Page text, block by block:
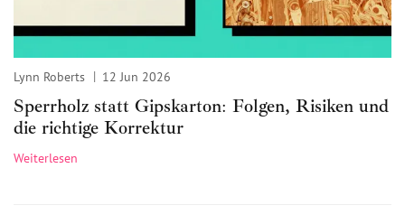
Lynn Roberts 12 Jun 2026
Sperrholz statt Gipskarton: Folgen, Risiken und
die richtige Korrektur
Weiterlesen